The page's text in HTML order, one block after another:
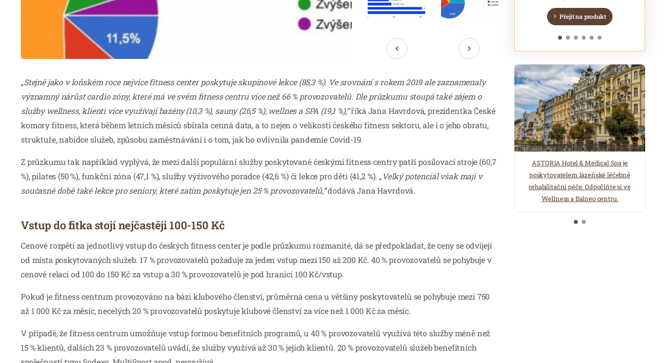
„Stejně jako v loňském roce nejvíce fitness center poskytuje skupinové lekce (85,3 %). Ve srovnání s rokem 2019 ale zaznamenaly
významný nárůst cardio zóny, které má ve svém fitness centru více než 66 % provozovatelů. Dle průzkumu stoupá také zájem o
služby wellness, klienti více využívají bazény (10,3 %), sauny (26,5 %), wellnes a SPA (19,1 %),“říká Jana Havrdová, prezidentka České
komory fitness, která během letních měsíců sbírala cenná data, a to nejen o velikosti českého fitness sektoru, ale i o jeho obratu,
struktuře, nabídce služeb, způsobu zaměstnávání i o tom, jak ho ovlivnila pandemie Covid-19.
Z průzkumu tak například vyplývá, že mezi další populární služby poskytované českými fitness centry patří posilovací stroje (60,7
%), pilates (50 %), funkční zóna (47,1 %), služby výživového poradce (42,6 %) či lekce pro děti (41,2 %). „Velký potenciál však mají v
současné době také lekce pro seniory, které zatím poskytuje jen 25 % provozovatelů,“dodává Jana Havrdová.
Vstup do fitka stojí nejčastěji 100-150 Kč
Cenové rozpětí za jednotlivý vstup do českých fitness center je podle průzkumu rozmanité, dá se předpokládat, že ceny se odvíjejí
od místa poskytovaných služeb. 17 % provozovatelů požaduje za jeden vstup mezi 150 až 200 Kč. 40 % provozovatelů se pohybuje v
cenové relaci od 100 do 150 Kč za vstup a 30 % provozovatelů je pod hranicí 100 Kč/vstup.
Pokud je fitness centrum provozováno na bázi klubového členství, průměrná cena u většiny poskytovatelů se pohybuje mezi 750
až 1 000 Kč za měsíc, necelých 20 % provozovatelů poskytuje klubové členství za více než 1 000 Kč za měsíc.
V případě, že fitness centrum umožňuje vstup formou benefitních programů, u 40 % provozovatelů využívá této služby méně než
15 % klientů, dalších 23 % provozovatelů uvádí, že služby využívá až 30 % jejich klientů. 20 % provozovatelů služeb benefitních
Přejít na produkt
Přejít na produkt
čepice
Přejít na produkt
Zeleno žlutá
Přejít na produkt
Šedožlutohnědá
Přejít na produkt
zelená
Přejít na produkt
ASTORIA Hotel & Medical Spa je
poskytovatelem lázeňské léčebně
rehabilitační péče. Odpočiňte si ve
Wellness a Balneo centru.
Belgická značka Aromen nabízí
přírodní produkty pro wellness a
saunová centra. Éterické oleje,
hydroláty, esence pro parní lázně…